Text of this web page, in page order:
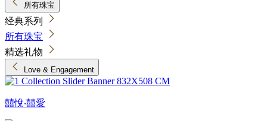
所有珠宝
经典系列
所有珠宝
精选礼物
Love & Engagement
囍悅‧囍愛